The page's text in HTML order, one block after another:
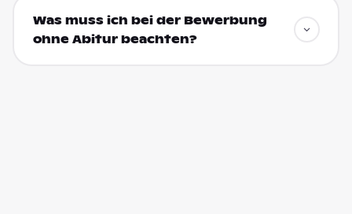
Was muss ich bei der Bewerbung
ohne Abitur beachten?